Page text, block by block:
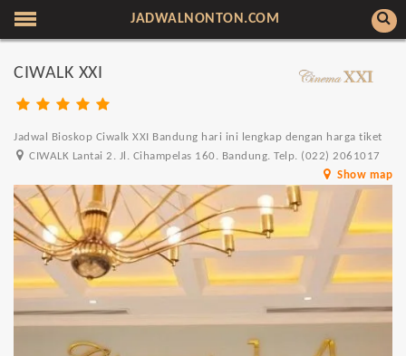
JADWALNONTON.COM
CIWALK XXI
Jadwal Bioskop Ciwalk XXI Bandung hari ini lengkap dengan harga tiket
CIWALK Lantai 2. Jl. Cihampelas 160. Bandung. Telp. (022) 2061017
Show map